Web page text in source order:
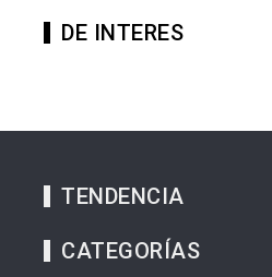
DE INTERES
TENDENCIA
CATEGORÍAS